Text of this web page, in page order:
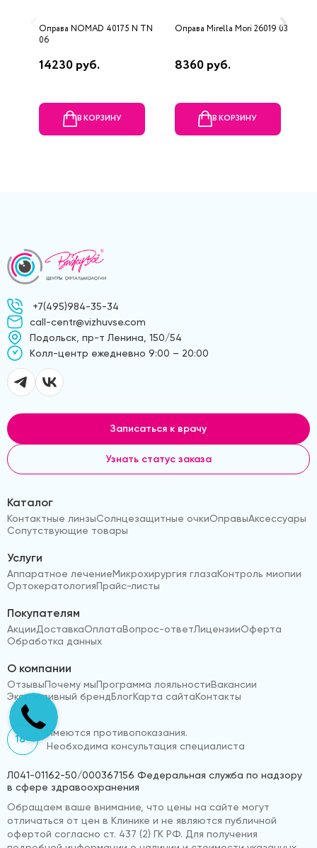
Оправа NOMAD 40175 N TN
06
14230 руб.
В КОРЗИНУ
Оправа Mirella Mori 26019 03
8360 руб.
В КОРЗИНУ
+7(495)984-35-34
call-centr@vizhuvse.com
Подольск, пр-т Ленина, 150/54
Kолл-центр ежедневно 9:00 – 20:00
Записаться к врачу
Узнать статус заказа
Каталог
Контактные линзыСолнцезащитные очкиОправыАксессуары
Сопутствующие товары
Услуги
Аппаратное лечениеМикрохирургия глазаКонтроль миопии
ОртокератологияПрайс-листы
Покупателям
АкцииДоставкаОплатаВопрос-ответЛицензииОферта
Обработка данных
О компании
ОтзывыПочему мыПрограмма лояльностиВакансии
Эксклюзивный брендБлогКарта сайтаКонтакты
18+
Имеются противопоказания.
Необходима консультация специалиста
Л041-01162-50/000367156 Федеральная служба по надзору
в сфере здравоохранения
Обращаем ваше внимание, что цены на сайте могут
отличаться от цен в Клинике и не являются публичной
офертой согласно ст. 437 (2) ГК РФ. Для получения